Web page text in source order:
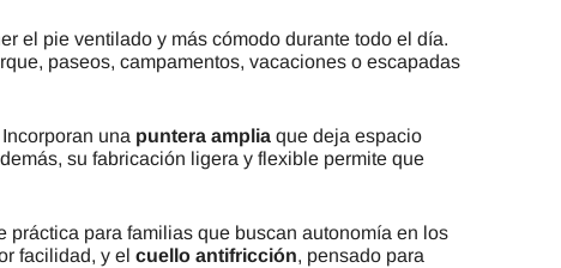
el pie ventilado y más cómodo durante todo el día.
paseos, campamentos, vacaciones o escapadas
una puntera amplia que deja espacio
su fabricación ligera y flexible permite que
para familias que buscan autonomía en los
facilidad, y el cuello antifricción, pensado para